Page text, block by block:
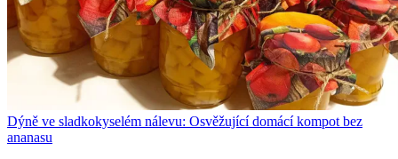
Dýně ve sladkokyselém nálevu: Osvěžující domácí kompot bez
ananasu